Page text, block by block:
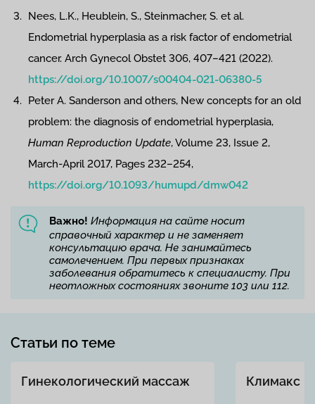
Nees, L.K., Heublein, S., Steinmacher, S. et al.
Endometrial hyperplasia as a risk factor of endometrial
cancer. Arch Gynecol Obstet 306, 407–421 (2022).
https://doi.org/10.1007/s00404-021-06380-5
Peter A. Sanderson and others, New concepts for an old
problem: the diagnosis of endometrial hyperplasia,
Human Reproduction Update, Volume 23, Issue 2,
March-April 2017, Pages 232–254,
https://doi.org/10.1093/humupd/dmw042
Важно! Информация на сайте носит
справочный характер и не заменяет
консультацию врача. Не занимайтесь
самолечением. При первых признаках
заболевания обратитесь к специалисту. При
неотложных состояниях звоните 103 или 112.
Статьи по теме
Гинекологический массаж Климакс